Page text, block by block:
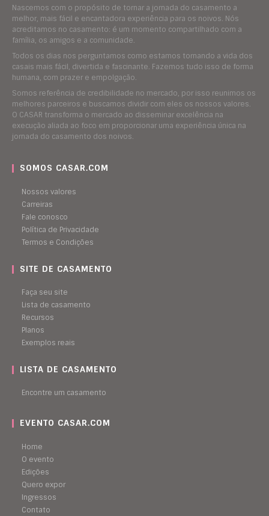
Nascemos com o propósito de tornar a jornada do casamento a
melhor, mais fácil e encantadora experiência para os noivos. Nós
acreditamos no casamento: é um momento compartilhado com a
família, os amigos e a comunidade.
Todos os dias nos perguntamos como estamos tornando a vida dos
casais mais fácil, divertida e fascinante. Fazemos tudo isso de forma
humana, com prazer e empolgação.
Somos referência de credibilidade no mercado, por isso reunimos os
melhores parceiros e buscamos dividir com eles os nossos valores.
O CASAR transforma o mercado ao disseminar excelência na
execução aliada ao foco em proporcionar uma experiência única na
jornada do casamento dos noivos.
SOMOS CASAR.COM
Nossos valores
Carreiras
Fale conosco
Política de Privacidade
Termos e Condições
SITE DE CASAMENTO
Faça seu site
Lista de casamento
Recursos
Planos
Exemplos reais
LISTA DE CASAMENTO
Encontre um casamento
EVENTO CASAR.COM
Home
O evento
Edições
Quero expor
Ingressos
Contato